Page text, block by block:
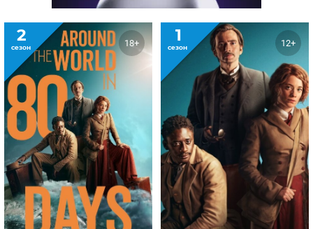
2
сезон 18+ 1
сезон 12+